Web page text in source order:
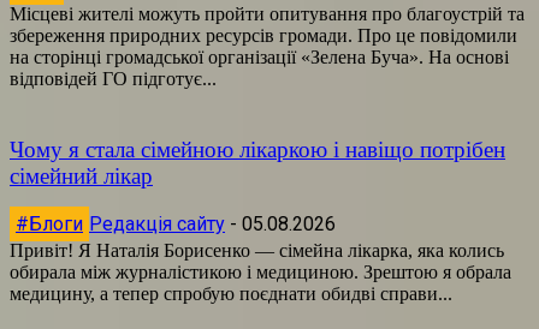
Місцеві жителі можуть пройти опитування про благоустрій та
збереження природних ресурсів громади. Про це повідомили
на сторінці громадської організації «Зелена Буча». На основі
відповідей ГО підготує...
Чому я стала сімейною лікаркою і навіщо потрібен
сімейний лікар
#Блоги Редакція сайту - 05.08.2026
Привіт! Я Наталія Борисенко — сімейна лікарка, яка колись
обирала між журналістикою і медициною. Зрештою я обрала
медицину, а тепер спробую поєднати обидві справи...